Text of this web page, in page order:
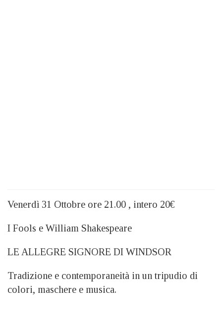
Venerdì 31 Ottobre ore 21.00 , intero 20€
I Fools e William Shakespeare
LE ALLEGRE SIGNORE DI WINDSOR
Tradizione e contemporaneità in un tripudio di
colori, maschere e musica.